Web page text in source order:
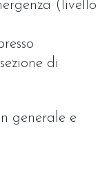
(livello
di
generale e